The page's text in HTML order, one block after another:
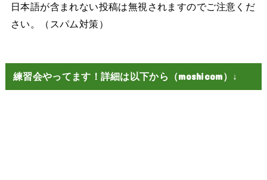
日本語が含まれない投稿は無視されますのでご注意くだ
さい。（スパム対策）
練習会やってます！詳細は以下から（moshicom）↓